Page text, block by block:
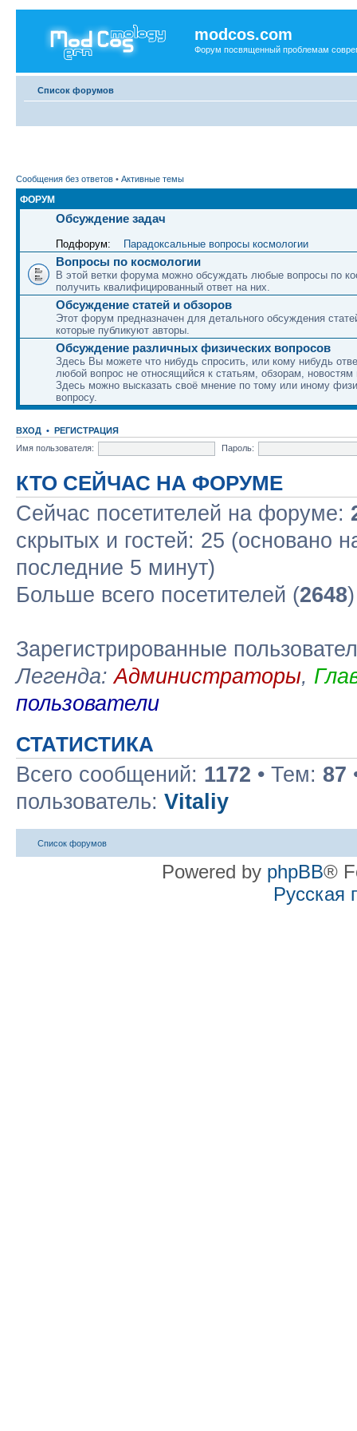
modcos.com
Форум посвященный проблемам
Список форумов
Сообщения без ответов • Активные темы
ФОРУМ
Обсуждение задач
Подфорум: Парадоксальные вопросы космологии
Вопросы по космологии
В этой ветки форума можно обсуждать любые вопросы по
получить квалифицированный ответ на них.
Обсуждение статей и обзоров
Этот форум предназначен для детального обсуждения
которые публикуют авторы.
Обсуждение различных физических вопросов
Здесь Вы можете что нибудь спросить, или кому нибудь
любой вопрос не относящийся к статьям, обзорам, новостям
Здесь можно высказать своё мнение по тому или иному
вопросу.
ВХОД • РЕГИСТРАЦИЯ
Имя пользователя:
Пароль:
КТО СЕЙЧАС НА ФОРУМЕ
Сейчас посетителей на форуме:
скрытых и гостей: 25 (основано
последние 5 минут)
Больше всего посетителей (2648
Зарегистрированные
Легенда:Администраторы,
пользователи
СТАТИСТИКА
Всего сообщений: 1172 • Тем: 87
пользователь: Vitaliy
Список форумов
Powered by phpBB®
Русская